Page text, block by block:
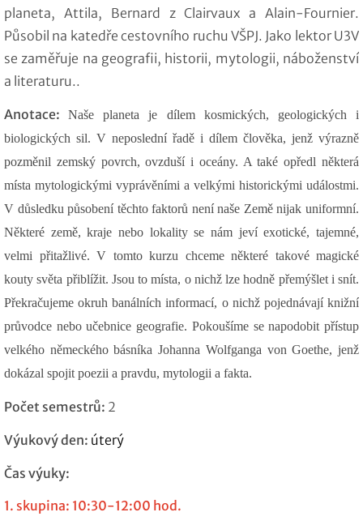
planeta, Attila, Bernard z Clairvaux a Alain-Fournier.
Působil na katedře cestovního ruchu VŠPJ. Jako lektor U3V
se zaměřuje na geografii, historii, mytologii, náboženství
a literaturu..
Anotace:Naše planeta je dílem kosmických, geologických i
biologických sil. V neposlední řadě i dílem člověka, jenž výrazně
pozměnil zemský povrch, ovzduší i oceány. A také opředl některá
místa mytologickými vyprávěními a velkými historickými událostmi.
V důsledku působení těchto faktorů není naše Země nijak uniformní.
Některé země, kraje nebo lokality se nám jeví exotické, tajemné,
velmi přitažlivé. V tomto kurzu chceme některé takové magické
kouty světa přiblížit. Jsou to místa, o nichž lze hodně přemýšlet i snít.
Překračujeme okruh banálních informací, o nichž pojednávají knižní
průvodce nebo učebnice geografie. Pokoušíme se napodobit přístup
velkého německého básníka Johanna Wolfganga von Goethe, jenž
dokázal spojit poezii a pravdu, mytologii a fakta.
Počet semestrů: 2
Výukový den: úterý
Čas výuky:
1. skupina: 10:30-12:00 hod.